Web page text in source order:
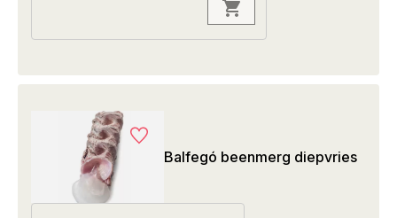
Balfegó beenmerg diepvries